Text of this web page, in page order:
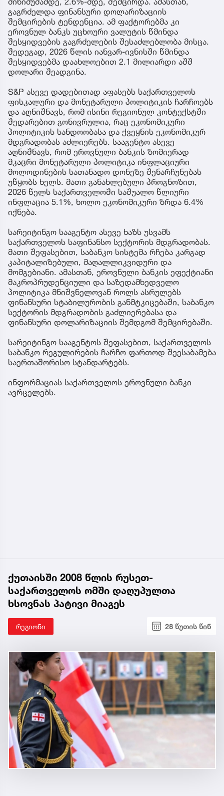
გაგრძელდა ფინანსური დოლარიზაციის
შემცირების ტენდენცია. ამ ფაქტორებმა კი
ეროვნულ ბანკს უცხოური ვალუტის წმინდა
შესყიდვების გაგრძელების შესაძლებლობა მისცა.
შედეგად, 2026 წლის იანვარ-ივნისში წმინდა
შესყიდვებმა დაახლოებით 2.1 მილიარდი აშშ
დოლარი შეადგინა.
S&P ასევე დადებითად აფასებს საქართველოს
ფისკალური და მონეტარული პოლიტიკის ჩარჩოებს
და აღნიშნავს, რომ ისინი რეგიონულ კონტექსტში
შედარებით გონივრულია, რაც ეკონომიკური
პოლიტიკის სანდოობასა და ქვეყნის ეკონომიკურ
მდგრადობას აძლიერებს. სააგენტო ასევე
აღნიშნავს, რომ ეროვნული ბანკის ზომიერად
მკაცრი მონეტარული პოლიტიკა ინფლაციური
მოლოდინების სათანადო დონეზე შენარჩუნებას
უწყობს ხელს. მათი განახლებული პროგნოზით,
2026 წელს საქართველოში საშუალო წლიური
ინფლაცია 5.1%, ხოლო ეკონომიკური ზრდა 6.4%
იქნება.
სარეიტინგო სააგენტო ასევე ხაზს უსვამს
საქართველოს საფინანსო სექტორის მდგრადობას.
მათი შეფასებით, საბანკო სისტემა რჩება კარგად
კაპიტალიზებული, მაღალლიკვიდური და
მომგებიანი. ამასთან, ეროვნული ბანკის ეფექტიანი
მაკროპრუდენციული და საზედამხედველო
პოლიტიკა მნიშვნელოვან როლს ასრულებს
ფინანსური სტაბილურობის განმტკიცებაში, საბანკო
სექტორის მდგრადობის გაძლიერებასა და
ფინანსური დოლარიზაციის შემდგომ შემცირებაში.
სარეიტინგო სააგენტოს შეფასებით, საქართველოს
საბანკო რეგულირების ჩარჩო ფართოდ შეესაბამება
საერთაშორისო სტანდარტებს.
ინფორმაციას საქართველოს ეროვნული ბანკი
ავრცელებს.
ქუთაისში 2008 წლის რუსეთ-
საქართველოს ომში დაღუპულთა
ხსოვნას პატივი მიაგეს
რეგიონი 28 წუთის წინ